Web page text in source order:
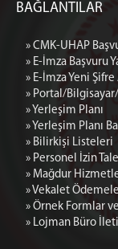
BAĞLANTILAR
» CMK-UHAP
» E-İmza Başvuru
» E-İmza Yeni
» Portal/
» Yerleşim Planı
» Yerleşim Planı
» Bilirkişi Listeleri
» Personel İzin
» Mağdur
» Vekalet
» Örnek Formlar
» Lojman Büro